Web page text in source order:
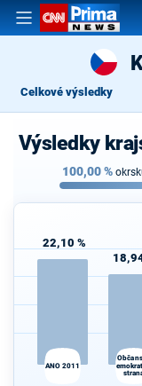
Celkové výsledky
Výsledky
100,00%
22,10 %
ANO 2011